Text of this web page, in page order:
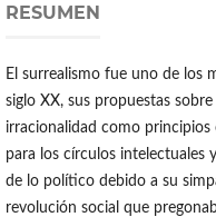
RESUMEN
El surrealismo fue uno de los
siglo XX, sus propuestas
irracionalidad como
para los círculos intelectuales
de lo político debido a su
revolución social que